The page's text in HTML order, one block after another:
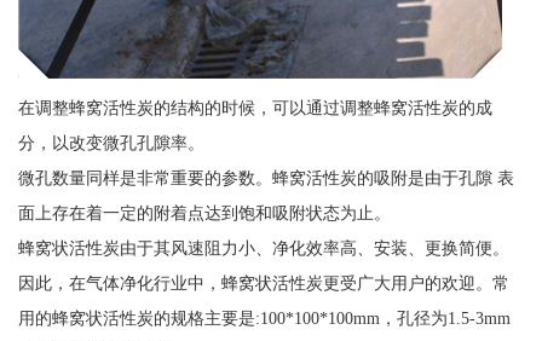
在调整蜂窝活性炭的结构的时候，可以通过调整蜂窝活性炭的成
分，以改变微孔孔隙率。
微孔数量同样是非常重要的参数。蜂窝活性炭的吸附是由于孔隙 表
面上存在着一定的附着点达到饱和吸附状态为止。
蜂窝状活性炭由于其风速阻力小、净化效率高、安装、更换简便。
因此，在气体净化行业中，蜂窝状活性炭更受广大用户的欢迎。常
用的蜂窝状活性炭的规格主要是:100*100*100mm，孔径为1.5-3mm